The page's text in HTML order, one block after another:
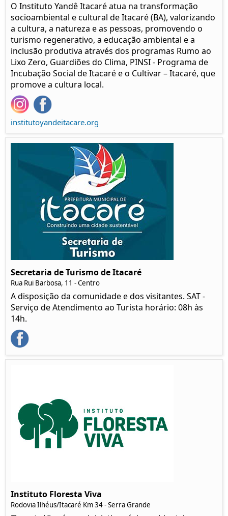
O Instituto Yandê Itacaré atua na transformação
socioambiental e cultural de Itacaré (BA), valorizando
a cultura, a natureza e as pessoas, promovendo o
turismo regenerativo, a educação ambiental e a
inclusão produtiva através dos programas Rumo ao
Lixo Zero, Guardiões do Clima, PINSI - Programa de
Incubação Social de Itacaré e o Cultivar – Itacaré, que
promove a cultura local.
institutoyandeitacare.org
Secretaria de Turismo de Itacaré
Rua Rui Barbosa, 11 - Centro
A disposição da comunidade e dos visitantes. SAT -
Serviço de Atendimento ao Turista horário: 08h às
14h.
Instituto Floresta Viva
Rodovia Ilhéus/Itacaré Km 34 - Serra Grande